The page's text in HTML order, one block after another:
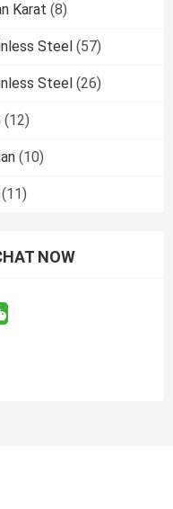
Karat (8)
Steel (57)
Steel (26)
(12)
(10)
(11)
NOW